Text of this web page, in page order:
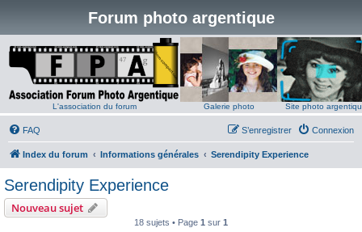
Forum photo argentique
L'association du forum Galerie photo Site photo
FAQ Connexion
S’enregistrer
Index du forum Informations générales Serendipity Experience
Serendipity Experience
Nouveau sujet
18 sujets • Page 1 sur 1